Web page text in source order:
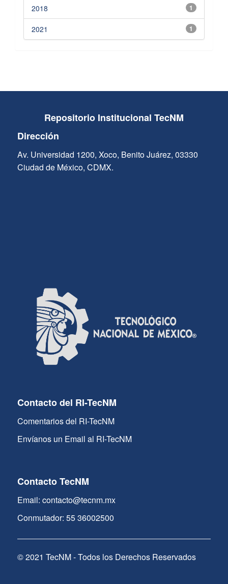
1
2018
1
2021
Repositorio Institucional TecNM
Dirección
Av. Universidad 1200, Xoco, Benito Juárez, 03330
Ciudad de México, CDMX.
Contacto del RI-TecNM
Comentarios del RI-TecNM
Envíanos un Email al RI-TecNM
Contacto TecNM
Email: contacto@tecnm.mx
Conmutador: 55 36002500
© 2021 TecNM - Todos los Derechos Reservados